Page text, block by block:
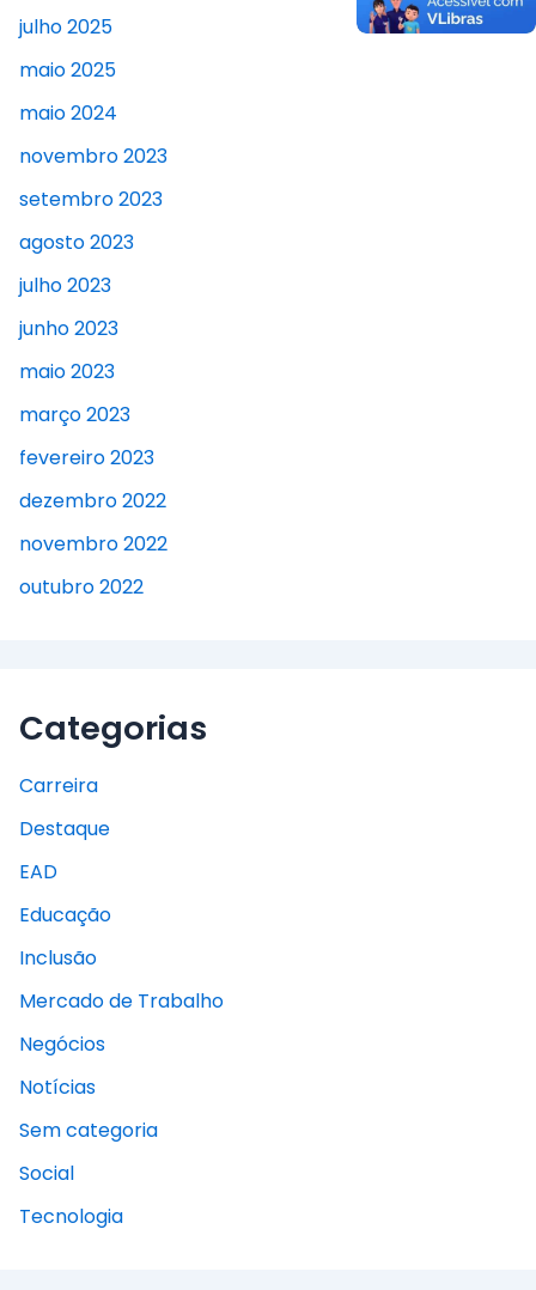
julho 2025
maio 2025
maio 2024
novembro 2023
setembro 2023
agosto 2023
julho 2023
junho 2023
maio 2023
março 2023
fevereiro 2023
dezembro 2022
novembro 2022
outubro 2022
Categorias
Carreira
Destaque
EAD
Educação
Inclusão
Mercado de Trabalho
Negócios
Notícias
Sem categoria
Social
Tecnologia